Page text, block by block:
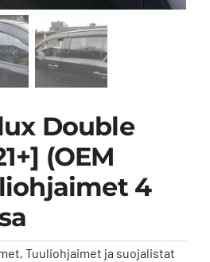
Double
(OEM
4
, Tuuliohjaimet ja suojalistat